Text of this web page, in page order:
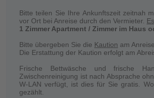
квартиры.
Уборка
Помещения осуществляется хозяевами
Постельное бельё
и полотенца входят в стоимость
уже приготовлены в необходимом
пожалуйста нам об этом заранее.
Bitte teilen Sie Ihre Ankunftszeit zeitnah
vor Ort bei Anreise durch den Vermieter.
1 Zimmer Apartment / Zimmer im Haus
Bitte übergeben Sie die Kaution am
Die Erstattung der Kaution erfolgt am
Frische Bettwäsche und frische
Zwischenreinigung ist nach Absprache
W-LAN verfügt, ist dies für Sie gratis.
gezählt.